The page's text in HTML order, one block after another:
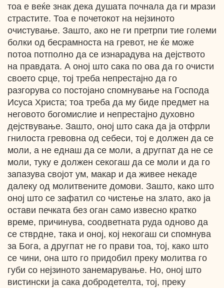
тоа е веќе знак дека душата почнала да ги мрази
страстите. Тоа е почетокот на нејзиното
очистување. Зашто, ако не ги претрпи тие големи
болки од бесрамноста на гревот, не ќе може
потоа потполно да се изнарадува на дејството
на правдата. А оној што сака по ова да го очисти
своето срце, тој треба непрестајно да го
разгорува со постојано спомнување на Господа
Исуса Христа; тоа треба да му биде предмет на
неговото богомислие и непрестајно духовно
дејствување. Зашто, оној што сака да ја отфрли
гнилоста гревовна од себеси, тој е должен да се
моли, а не еднаш да се моли, а другпат да не се
моли, туку е должен секогаш да се моли и да го
запазува својот ум, макар и да живее некаде
далеку од молитвените домови. Зашто, како што
оној што се зафатил со чистење на злато, ако ја
остави печката без оган само извесно кратко
време, причинува, соодветната руда одново да
се стврдне, така и оној, кој некогаш си спомнува
за Бога, а другпат не го прави тоа, тој, како што
се чини, она што го придобил преку молитва го
губи со нејзиното занемарување. Но, оној што
вистински ја сака добродетелта, тој, преку